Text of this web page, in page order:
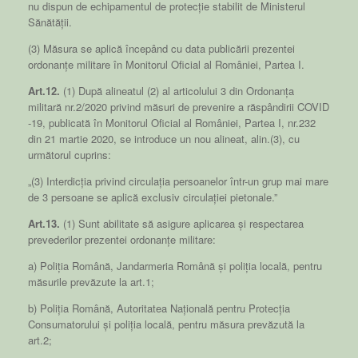
nu dispun de echipamentul de protecție stabilit de Ministerul
Sănătății.
(3) Măsura se aplică începând cu data publicării prezentei
ordonanțe militare în Monitorul Oficial al României, Partea I.
Art.12. (1) După alineatul (2) al articolului 3 din Ordonanța
militară nr.2/2020 privind măsuri de prevenire a răspândirii COVID
-19, publicată în Monitorul Oficial al României, Partea I, nr.232
din 21 martie 2020, se introduce un nou alineat, alin.(3), cu
următorul cuprins:
„(3) Interdicția privind circulația persoanelor într-un grup mai mare
de 3 persoane se aplică exclusiv circulației pietonale.”
Art.13. (1) Sunt abilitate să asigure aplicarea și respectarea
prevederilor prezentei ordonanțe militare:
a) Poliția Română, Jandarmeria Română și poliția locală, pentru
măsurile prevăzute la art.1;
b) Poliția Română, Autoritatea Națională pentru Protecția
Consumatorului și poliția locală, pentru măsura prevăzută la
art.2;